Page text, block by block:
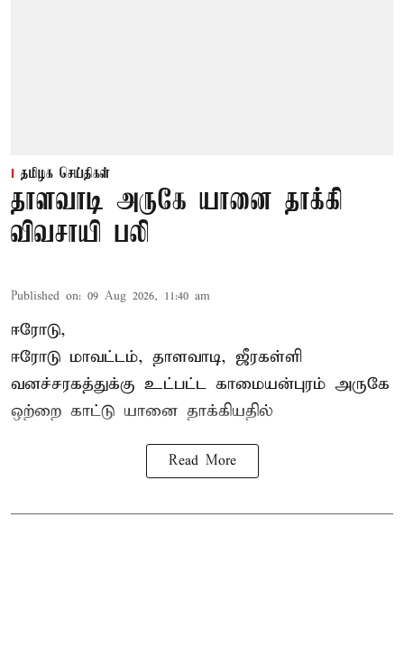
தமிழக செய்திகள்
தாளவாடி அருகே யானை தாக்கி
விவசாயி பலி
Published on: 09 Aug 2026, 11:40 am
ஈரோடு,
ஈரோடு மாவட்டம், தாளவாடி, ஜீரகள்ளி
வனச்சரகத்துக்கு உட்பட்ட காமையன்புரம் அருகே
ஒற்றை காட்டு யானை தாக்கியதில்
Read More